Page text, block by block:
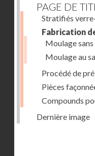
PAGE DE
Stratifiés
Fabrication
Moulage
Moulage au
Procédé de
Pièces
Compounds
Dernière image